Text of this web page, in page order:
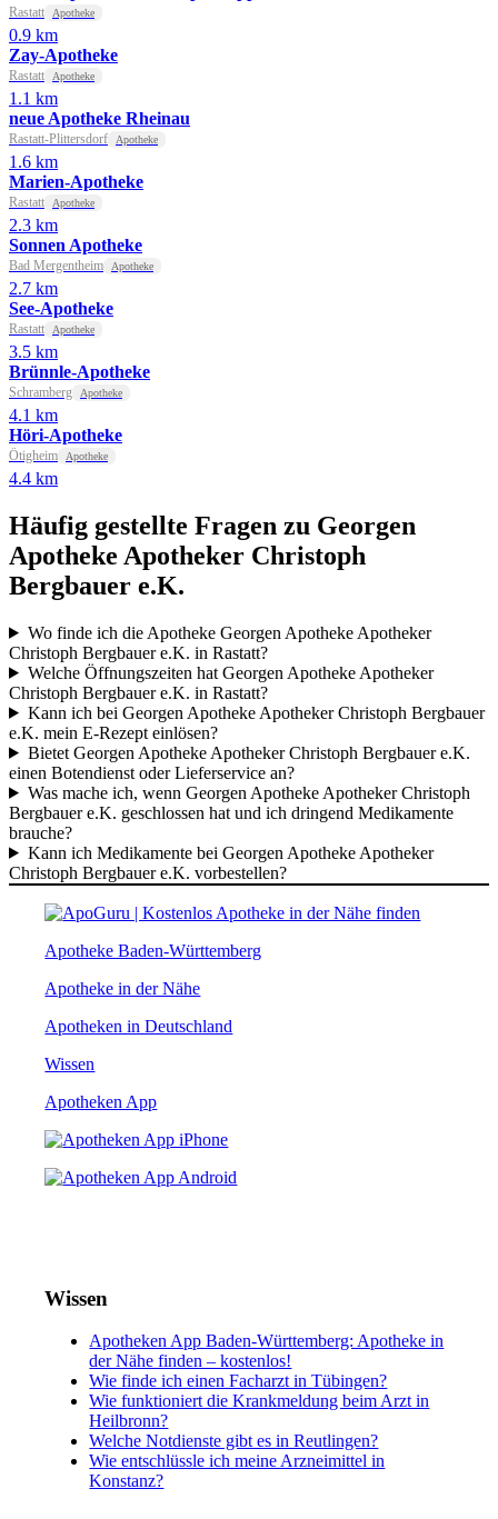
Rastatt Apotheke
0.9 km
Zay-Apotheke
Rastatt Apotheke
1.1 km
neue Apotheke Rheinau
Rastatt-Plittersdorf Apotheke
1.6 km
Marien-Apotheke
Rastatt Apotheke
2.3 km
Sonnen Apotheke
Bad Mergentheim Apotheke
2.7 km
See-Apotheke
Rastatt Apotheke
3.5 km
Brünnle-Apotheke
Schramberg Apotheke
4.1 km
Höri-Apotheke
Ötigheim Apotheke
4.4 km
Häufig gestellte Fragen zu Georgen
Apotheke Apotheker Christoph
Bergbauer e.K.
Wo finde ich die Apotheke Georgen Apotheke Apotheker
Christoph Bergbauer e.K. in Rastatt?
Welche Öffnungszeiten hat Georgen Apotheke Apotheker
Christoph Bergbauer e.K. in Rastatt?
Kann ich bei Georgen Apotheke Apotheker Christoph Bergbauer
e.K. mein E-Rezept einlösen?
Bietet Georgen Apotheke Apotheker Christoph Bergbauer e.K.
einen Botendienst oder Lieferservice an?
Was mache ich, wenn Georgen Apotheke Apotheker Christoph
Bergbauer e.K. geschlossen hat und ich dringend Medikamente
brauche?
Kann ich Medikamente bei Georgen Apotheke Apotheker
Christoph Bergbauer e.K. vorbestellen?
Apotheke Baden-Württemberg
Apotheke in der Nähe
Apotheken in Deutschland
Wissen
Apotheken App
Wissen
Apotheken App Baden-Württemberg: Apotheke in
der Nähe finden – kostenlos!
Wie finde ich einen Facharzt in Tübingen?
Wie funktioniert die Krankmeldung beim Arzt in
Heilbronn?
Welche Notdienste gibt es in Reutlingen?
Wie entschlüssle ich meine Arzneimittel in
Konstanz?